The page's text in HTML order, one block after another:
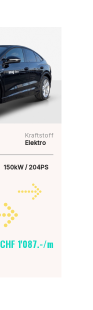
Kraftstoff
Elektro
150kW / 204PS
CHF 1'087.-/m